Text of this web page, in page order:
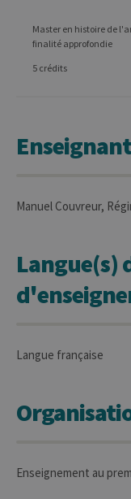
Master en histoire de
finalité approfondie
5 crédits
Enseignant
Manuel Couvreur,
Langue(s)
Langue française
Enseignement au